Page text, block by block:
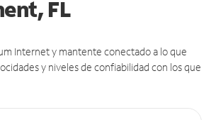
FL
Internet y mantente conectado a lo que
y niveles de confiabilidad con los que